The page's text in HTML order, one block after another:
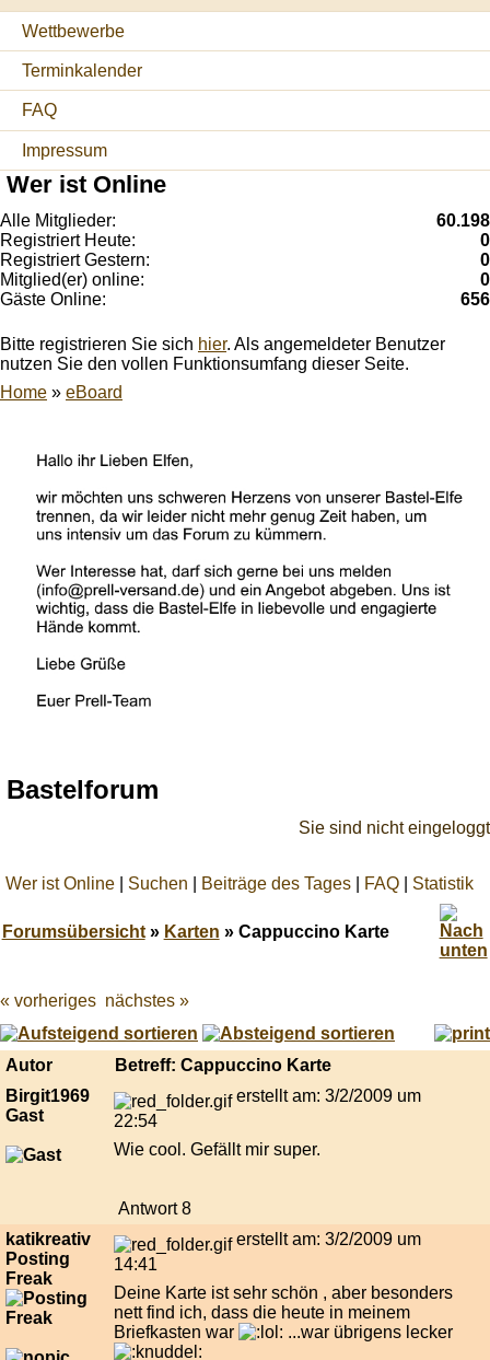
Wettbewerbe
Terminkalender
FAQ
Impressum
Wer ist Online
Alle Mitglieder:
60.198
Registriert Heute:
0
Registriert Gestern:
0
Mitglied(er) online:
0
Gäste Online:
656
Bitte registrieren Sie sich hier. Als angemeldeter Benutzer
nutzen Sie den vollen Funktionsumfang dieser Seite.
Home » eBoard
Bastelforum
Sie sind nicht eingeloggt
Wer ist Online Suchen Beiträge des Tages FAQ Statistik
Forumsübersicht» Karten » Cappuccino Karte
Best
online
live
casino
« vorheriges nächstes »
Autor
Betreff: Cappuccino Karte
Birgit1969
Gast
erstellt am: 3/2/2009 um
22:54
Wie cool. Gefällt mir super.
Antwort 8
katikreativ
Posting
Freak
erstellt am: 3/2/2009 um
14:41
Deine Karte ist sehr schön , aber besonders
nett find ich, dass die heute in meinem
Briefkasten war
...war übrigens lecker